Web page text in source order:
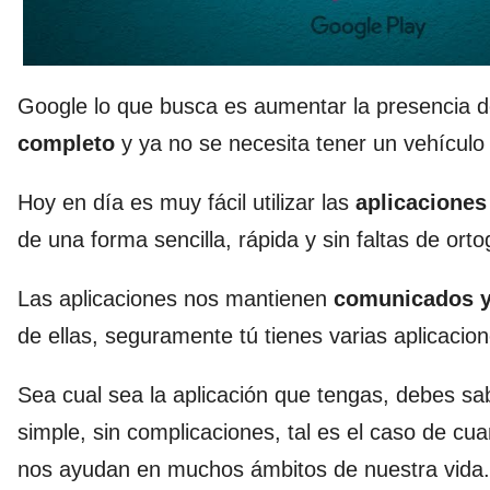
Google lo que busca es aumentar la presencia
completo y ya no se necesita tener un
Hoy en día es muy fácil utilizar las
de una forma sencilla, rápida y sin faltas de
Las aplicaciones nos mantienen comunicados
de ellas, seguramente tú tienes varias
Sea cual sea la aplicación que tengas, debes
simple, sin complicaciones, tal es el caso de
nos ayudan en muchos ámbitos de nuestra vida.